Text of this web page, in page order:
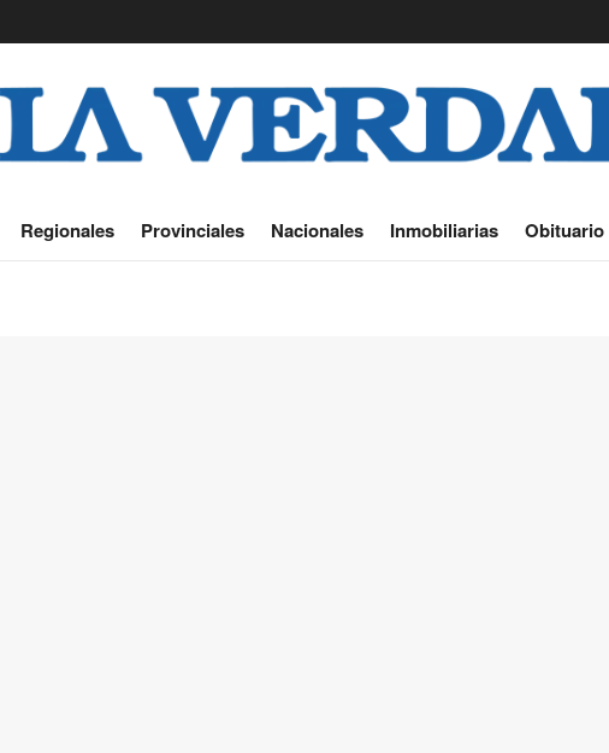
Regionales Provinciales Nacionales Inmobiliarias Obituario